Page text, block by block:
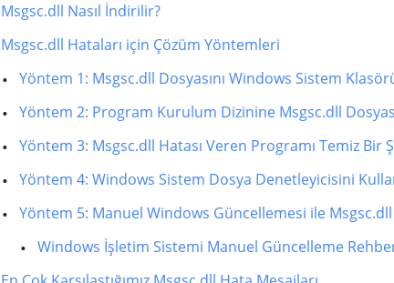
Msgsc.dll Nasıl İndirilir?
Msgsc.dll Hataları için Çözüm Yöntemleri
Yöntem 1: Msgsc.dll Dosyasını Windows Sistem
Yöntem 2: Program Kurulum Dizinine Msgsc.dll
Yöntem 3: Msgsc.dll Hatası Veren Programı Temiz Bir
Yöntem 4: Windows Sistem Dosya Denetleyicisini
Yöntem 5: Manuel Windows Güncellemesi ile Msgsc.dll
Windows İşletim Sistemi Manuel Güncelleme